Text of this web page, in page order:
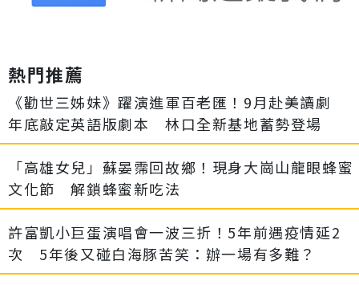
熱門推薦
《勸世三姊妹》躍演進軍百老匯！9月赴美讀劇
年底敲定英語版劇本 林口全新基地蓄勢登場
「高雄女兒」蘇晏霈回故鄉！現身大崗山龍眼蜂蜜
文化節 解鎖蜂蜜新吃法
許富凱小巨蛋演唱會一波三折！5年前遇疫情延2
次 5年後又碰白海豚苦笑：辦一場有多難？